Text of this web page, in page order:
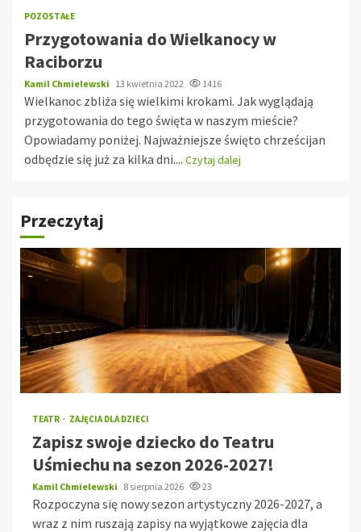
POZOSTAŁE
Przygotowania do Wielkanocy w
Raciborzu
Kamil Chmielewski 13 kwietnia 2022 1416
Wielkanoc zbliża się wielkimi krokami. Jak wyglądają
przygotowania do tego święta w naszym mieście?
Opowiadamy poniżej. Najważniejsze święto chrześcijan
odbędzie się już za kilka dni.... Czytaj dalej
Przeczytaj
TEATR ZAJĘCIA DLA DZIECI
Zapisz swoje dziecko do Teatru
Uśmiechu na sezon 2026-2027!
Kamil Chmielewski 8 sierpnia 2026 23
Rozpoczyna się nowy sezon artystyczny 2026-2027, a
wraz z nim ruszają zapisy na wyjątkowe zajęcia dla